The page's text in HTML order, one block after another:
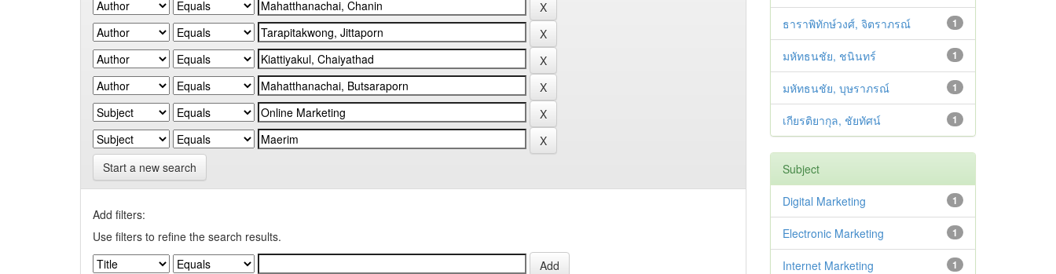
Start a new search
Add filters:
Use filters to refine the search results.
1
ธาราพิทักษ์วงศ์, จิตราภรณ์
1
มหัทธนชัย, ชนินทร์
1
มหัทธนชัย, บุษราภรณ์
1
เกียรติยากุล, ชัยทัศน์
Subject
1
Digital Marketing
1
Electronic Marketing
1
Internet Marketing